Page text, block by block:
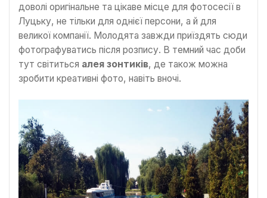
доволі оригінальне та цікаве місце для фотосесії в
Луцьку, не тільки для однієї персони, а й для
великої компанії. Молодята завжди приїздять сюди
фотографуватись після розпису. В темний час доби
тут світиться алея зонтиків, де також можна
зробити креативні фото, навіть вночі.